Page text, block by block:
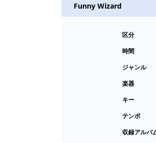
Funny Wizard
区分
時間
ジャンル
楽器
キー
テンポ
収録アルバ